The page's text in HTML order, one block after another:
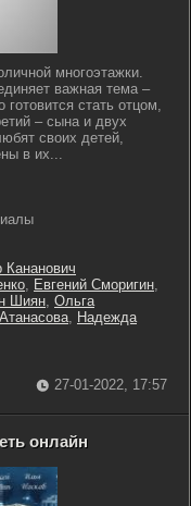
многоэтажки.
важная тема –
готовится стать отцом,
– сына и двух
своих детей,
в их...
Кананович
, Евгений Сморигин,
Шиян, Ольга
, Надежда
27-01-2022, 17:57
онлайн